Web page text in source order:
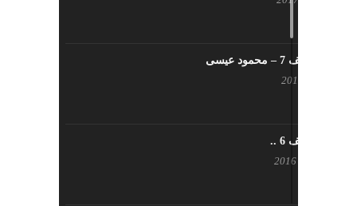
يوم مختلف 7 – محمود عيسى
يوم مختلف 6 ..